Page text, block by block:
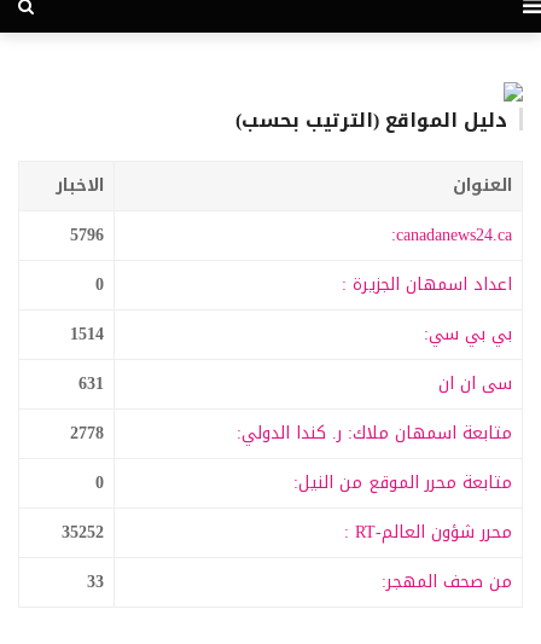
دليل المواقع (الترتيب بحسب)
العنوان
الاخبار
canadanews24.ca:
5796
اعداد اسمهان الجزيرة :
0
بي بي سي:
1514
سى ان ان
631
متابعة اسمهان ملاك: ر. كندا الدولي:
2778
متابعة محرر الموقع من النيل:
0
محرر شؤون العالم-RT :
35252
من صحف المهجر:
33